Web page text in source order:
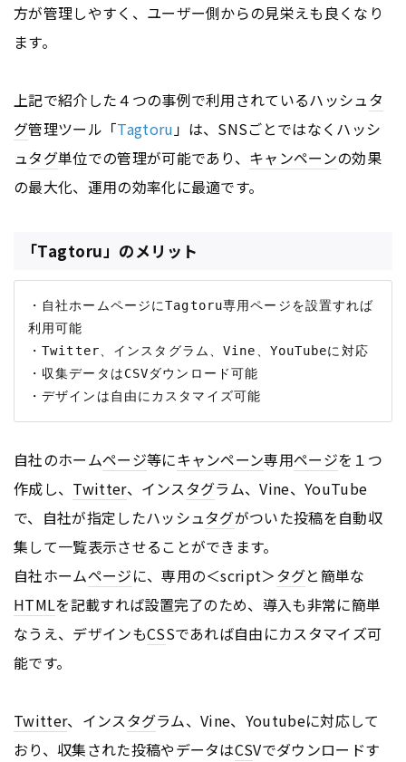
方が管理しやすく、ユーザー側からの見栄えも良くなり
ます。
上記で紹介した４つの事例で利用されているハッシュタ
グ管理ツール「Tagtoru 」は、SNSごとではなくハッシ
ュタグ単位での管理が可能であり、 キャンペーンの効果
の最大化、運用の効率化に最適です。
「Tagtoru」のメリット
・自社ホームページにTagtoru専用ページを設置すれば
利用可能
・Twitter、インスタグラム、Vine、YouTubeに対応
・収集データはCSVダウンロード可能
自社のホームページ等にキャンペーン専用ページを１つ
作成し、 Twitter、インスタグラム、Vine、YouTube
で、自社が指定したハッシュタグがついた投稿を自動収
集して一覧表示させることができます。
自社ホームページに、専用の＜script＞タグと簡単な
HTMLを記載すれば設置完了のため、導入も非常に簡単
なうえ、デザインもCSSであれば自由にカスタマイズ可
能です。
Twitter、インスタグラム、Vine、Youtubeに対応して
おり、収集された投稿やデータはCSVでダウンロードす